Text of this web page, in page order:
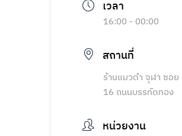
16:00 - 00:00
สถานที่
ร้านแมวดำ จุฬา ซอย
16 ถนนบรรทัดทอง
หน่วยงาน